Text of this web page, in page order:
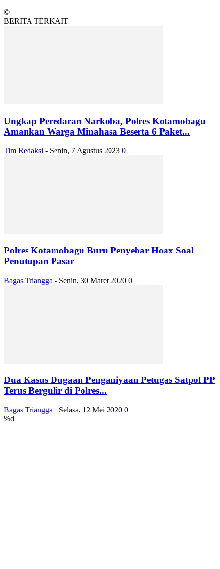
©
BERITA TERKAIT
Ungkap Peredaran Narkoba, Polres Kotamobagu
Amankan Warga Minahasa Beserta 6 Paket...
Tim Redaksi - Senin, 7 Agustus 2023 0
Polres Kotamobagu Buru Penyebar Hoax Soal
Penutupan Pasar
Bagas Triangga - Senin, 30 Maret 2020 0
Dua Kasus Dugaan Penganiyaan Petugas Satpol PP
Terus Bergulir di Polres...
Bagas Triangga - Selasa, 12 Mei 2020 0
%d